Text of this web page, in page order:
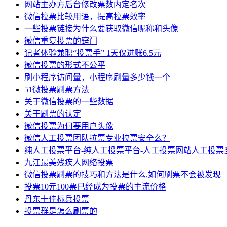
网站主办方后台修改票数内定名次
微信拉票比较用语，提高拉票效率
一些投票链接为什么要获取微信昵称和头像
微信重复投票的窍门
记者体验兼职“投票手” 1天仅进账6.5元
微信投票的形式不公平
刷小程序访问量，小程序刷量多少钱一个
51微投票刷票方法
关于微信投票的一些数据
关于刷票的认定
微信投票为何要用户头像
微信人工投票团队拉票专业拉票安全么？
纯人工投票平台-纯人工投票平台-人工投票网站人工投票
九江最美残疾人网络投票
微信投票刷票的技巧和方法是什么,如何刷票不会被发现
投票10元100票已经成为投票的主流价格
丹东十佳标兵投票
投票群是怎么刷票的